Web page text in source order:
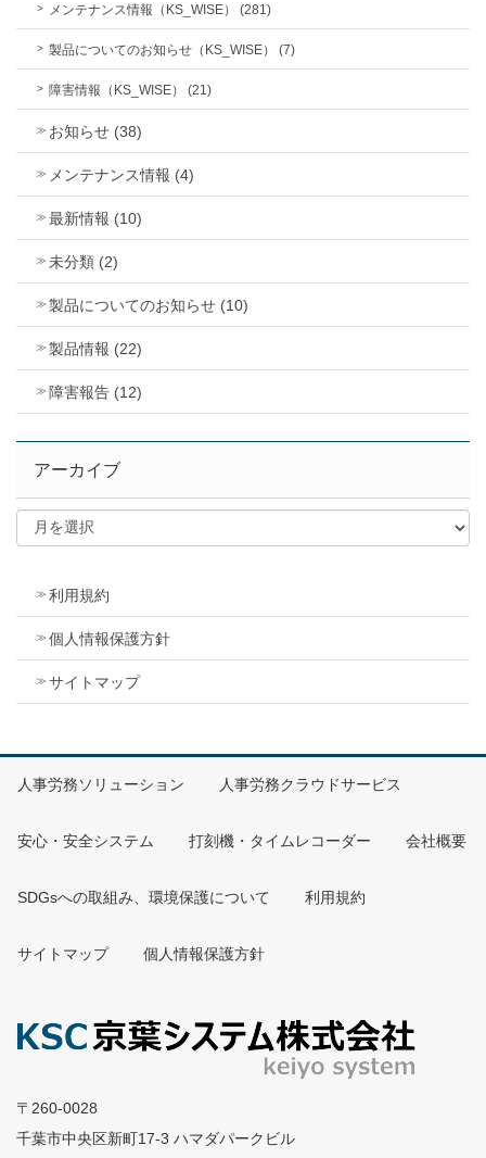
メンテナンス情報（KS_WISE） (281)
製品についてのお知らせ（KS_WISE） (7)
障害情報（KS_WISE） (21)
お知らせ (38)
メンテナンス情報 (4)
最新情報 (10)
未分類 (2)
製品についてのお知らせ (10)
製品情報 (22)
障害報告 (12)
アーカイブ
利用規約
個人情報保護方針
サイトマップ
人事労務ソリューション 人事労務クラウドサービス
安心・安全システム 打刻機・タイムレコーダー 会社概要
SDGsへの取組み、環境保護について 利用規約
サイトマップ 個人情報保護方針
〒260-0028
千葉市中央区新町17-3 ハマダパークビル